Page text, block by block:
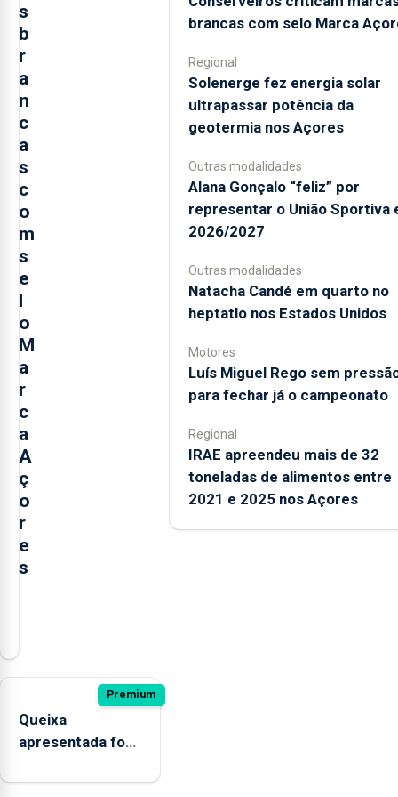
s
b
r
a
n
c
a
s
c
o
m
s
e
l
o
M
a
r
c
a
A
ç
o
r
e
s
parlamento
regional
debatem
Premium
Queixa
apresentada fora
condenação por
brancas com selo Marca
Regional
Solenerge fez energia solar
ultrapassar potência da
geotermia nos Açores
Outras modalidades
Alana Gonçalo “feliz” por
representar o União Sportiva
2026/2027
Outras modalidades
Natacha Candé em quarto no
heptatlo nos Estados Unidos
Motores
Luís Miguel Rego sem
para fechar já o campeonato
Regional
IRAE apreendeu mais de 32
toneladas de alimentos entre
2021 e 2025 nos Açores